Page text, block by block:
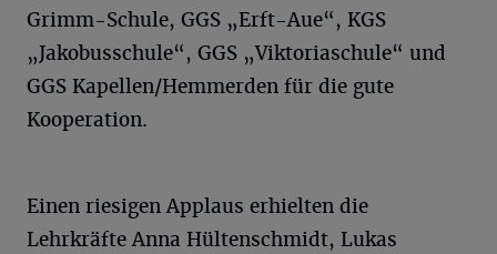
Grimm-Schule, GGS „Erft-Aue“, KGS
„Jakobusschule“, GGS „Viktoriaschule“ und
GGS Kapellen/Hemmerden für die gute
Kooperation.
Einen riesigen Applaus erhielten die
Lehrkräfte Anna Hültenschmidt, Lukas